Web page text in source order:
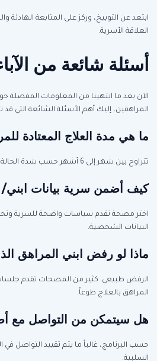
ابتعد عن التوبيخ، وركز على المتابعة
العلاقة الأسرية.
أسئلة شائعة من
الآن بعد ما انتهينا من المعلومات المفصلة
المراهقين، إليك أهم الأسئلة الشائعة التي
ما هي مدة العلاج المعتادة
تتراوح بين شهر إلى 6 أشهر حسب شدة الحالة وتطور الاستجابة للعلاج.
كيف أضمن سرية بيانات
اختر مصحة تقدم سياسات واضحة للسرية
البيانات الشخصية.
ماذا لو رفض ابني المراهق
الرفض طبيعي. كثير من المصحات تقدم جلسات
المراهق بالعلاج طوعاً.
هل سيتمكن من التواصل مع
حسب البرنامج، غالباً ما يتم تقييد التواصل في
السلبية.